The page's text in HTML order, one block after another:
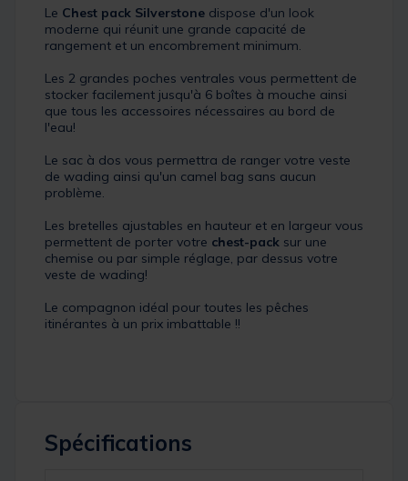
Le Chest pack Silverstone dispose d'un look
moderne qui réunit une grande capacité de
rangement et un encombrement minimum.
Les 2 grandes poches ventrales vous permettent de
stocker facilement jusqu'à 6 boîtes à mouche ainsi
que tous les accessoires nécessaires au bord de
l'eau!
Le sac à dos vous permettra de ranger votre veste
de wading ainsi qu'un camel bag sans aucun
problème.
Les bretelles ajustables en hauteur et en largeur vous
permettent de porter votre chest-pack sur une
chemise ou par simple réglage, par dessus votre
veste de wading!
Le compagnon idéal pour toutes les pêches
itinérantes à un prix imbattable !!
Spécifications